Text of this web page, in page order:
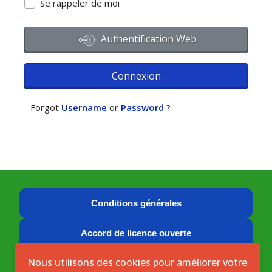
Se rappeler de moi
Authentification Web
Connexion
Forgot Username or Password ?
Conditions générales
Accord de licence ouverte
Licence ouverte ICASEES (CC BY 4.0)
Nous utilisons des cookies pour améliorer votre